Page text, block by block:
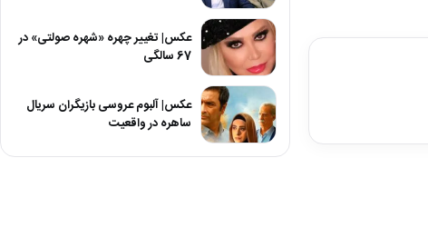
55
عکس| تغییر چهره «شهره صولتی» در
67 سالگی
عکس| آلبوم عروسی بازیگران سریال
ساهره در واقعیت